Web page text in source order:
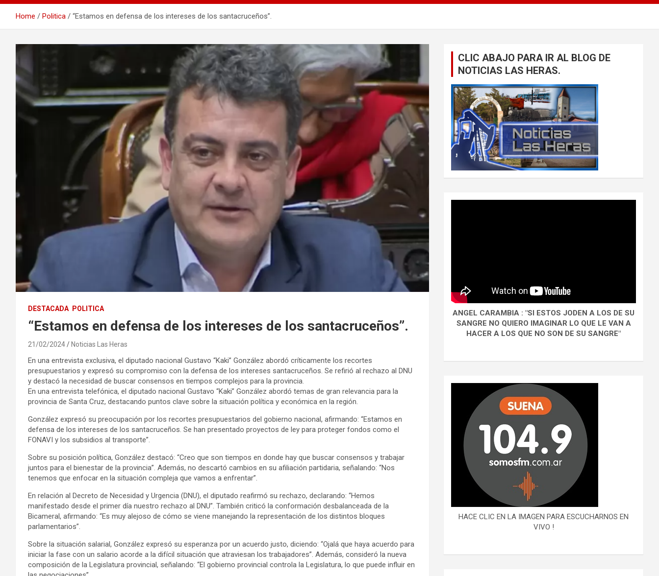
Home Politica “Estamos en defensa de los intereses de los santacruceños”.
DESTACADA POLITICA
“Estamos en defensa de los intereses de los santacruceños”.
21/02/2024 Noticias Las Heras
En una entrevista exclusiva, el diputado nacional Gustavo “Kaki” González abordó críticamente los recortes
presupuestarios y expresó su compromiso con la defensa de los intereses santacruceños. Se refirió al rechazo al DNU
y destacó la necesidad de buscar consensos en tiempos complejos para la provincia.
En una entrevista telefónica, el diputado nacional Gustavo “Kaki” González abordó temas de gran relevancia para la
provincia de Santa Cruz, destacando puntos clave sobre la situación política y económica en la región.
González expresó su preocupación por los recortes presupuestarios del gobierno nacional, afirmando: “Estamos en
defensa de los intereses de los santacruceños. Se han presentado proyectos de ley para proteger fondos como el
FONAVI y los subsidios al transporte”.
Sobre su posición política, González destacó: “Creo que son tiempos en donde hay que buscar consensos y trabajar
juntos para el bienestar de la provincia”. Además, no descartó cambios en su afiliación partidaria, señalando: “Nos
tenemos que enfocar en la situación compleja que vamos a enfrentar”.
En relación al Decreto de Necesidad y Urgencia (DNU), el diputado reafirmó su rechazo, declarando: “Hemos
manifestado desde el primer día nuestro rechazo al DNU”. También criticó la conformación desbalanceada de la
Bicameral, afirmando: “Es muy alejoso de cómo se viene manejando la representación de los distintos bloques
parlamentarios”.
Sobre la situación salarial, González expresó su esperanza por un acuerdo justo, diciendo: “Ojalá que haya acuerdo para
iniciar la fase con un salario acorde a la difícil situación que atraviesan los trabajadores”. Además, consideró la nueva
composición de la Legislatura provincial, señalando: “El gobierno provincial controla la Legislatura, lo que puede influir en
CLIC ABAJO PARA IR AL BLOG DE
NOTICIAS LAS HERAS.
ANGEL CARAMBIA : "SI ESTOS JODEN A LOS DE SU
SANGRE NO QUIERO IMAGINAR LO QUE LE VAN A
HACER A LOS QUE NO SON DE SU SANGRE"
HACE CLIC EN LA IMAGEN PARA ESCUCHARNOS EN
VIVO !